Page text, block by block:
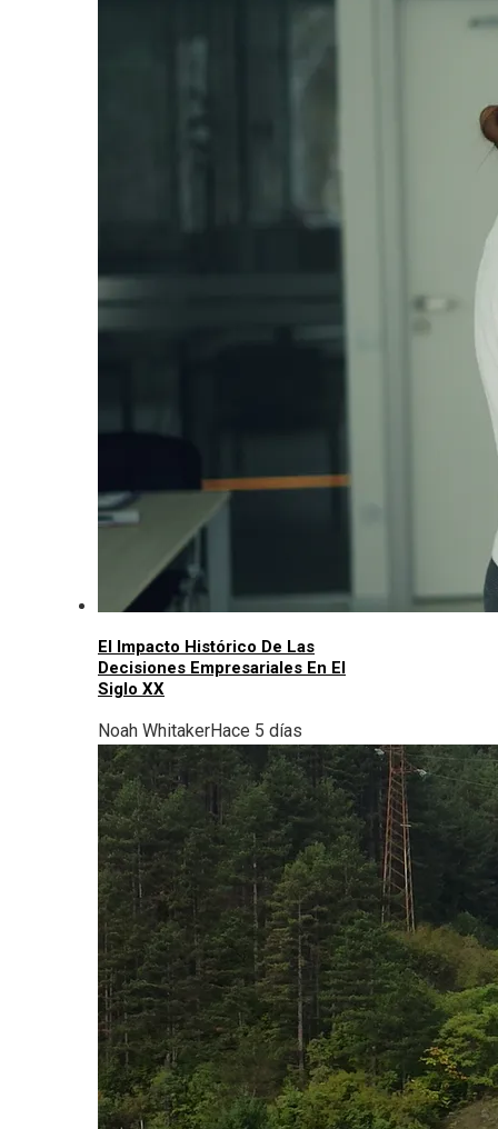
El Impacto Histórico De Las
Decisiones Empresariales En El
Siglo XX
Noah WhitakerHace 5 días